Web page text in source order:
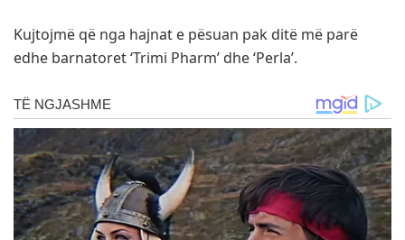
Kujtojmë që nga hajnat e pësuan pak ditë më parë
edhe barnatoret ‘Trimi Pharm’ dhe ‘Perla’.